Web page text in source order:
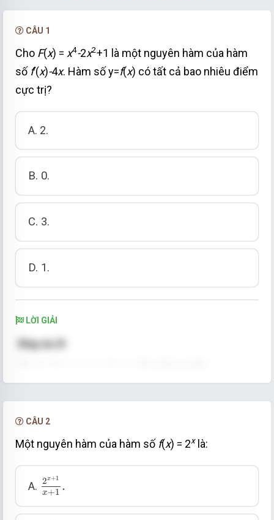
CÂU 1
Cho F(x) = x4-2x2+1 là một nguyên hàm của hàm
số f’(x)-4x. Hàm số y=f(x) có tất cả bao nhiêu điểm
cực trị?
A. 2.
B. 0.
C. 3.
D. 1.
LỜI GIẢI
CÂU 2
Một nguyên hàm của hàm số f(x) = 2xlà:
A. 2x+1
x+1 .
2x+